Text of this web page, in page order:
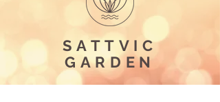
SATTVIC
GARDEN